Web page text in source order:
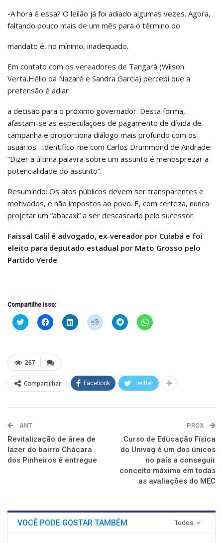
-A hora é essa? O leilão já foi adiado algumas vezes. Agora,
faltando pouco mais de um mês para o término do
mandato é, no mínimo, inadequado.
Em contato com os vereadores de Tangará (Wilson
Verta,Hélio da Nazaré e Sandra Garcia) percebi que a
pretensão é adiar
a decisão para o próximo governador. Desta forma,
afastam-se as especulações de pagamento de dívida de
campanha e proporciona diálogo mais profundo com os
usuários. Identifico-me com Carlos Drummond de Andrade:
“Dizer a última palavra sobre um assunto é menosprezar a
potencialidade do assunto”.
Resumindo: Os atos públicos devem ser transparentes e
motivados, e não impostos ao povo. E, com certeza, nunca
projetar um “abacaxi” a ser descascado pelo sucessor.
Faissal Calil é advogado, ex-vereador por Cuiabá e foi
eleito para deputado estadual por Mato Grosso pelo
Partido Verde
Compartilhe isso:
Clique
para
em
nova
janela)
Clique
para
em
nova
janela)
Clique
para
Clique
para
Clique
para
Clique
para
267
Compartilhar Facebook Twitter
ANT
Revitalização de área de
lazer do bairro Chácara
dos Pinheiros é entregue
PROX
Curso de Educação Física
do Univag é um dos únicos
no país a conseguir
conceito máximo em todas
as avaliações do MEC
Todos
VOCÊ PODE GOSTAR TAMBÉM